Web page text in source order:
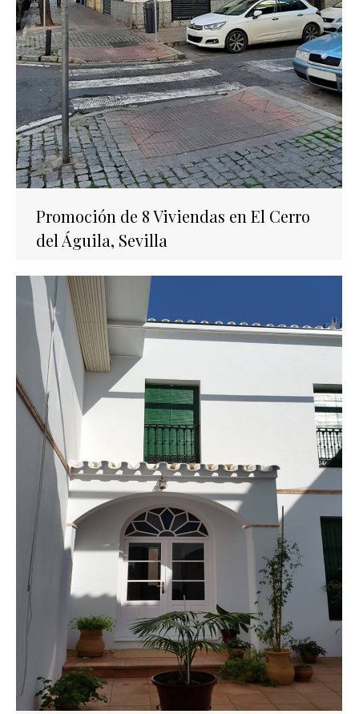
Promoción de 8 Viviendas en El Cerro
del Águila, Sevilla